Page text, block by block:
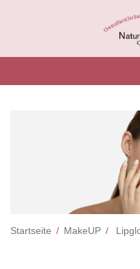
Startseite MakeUP